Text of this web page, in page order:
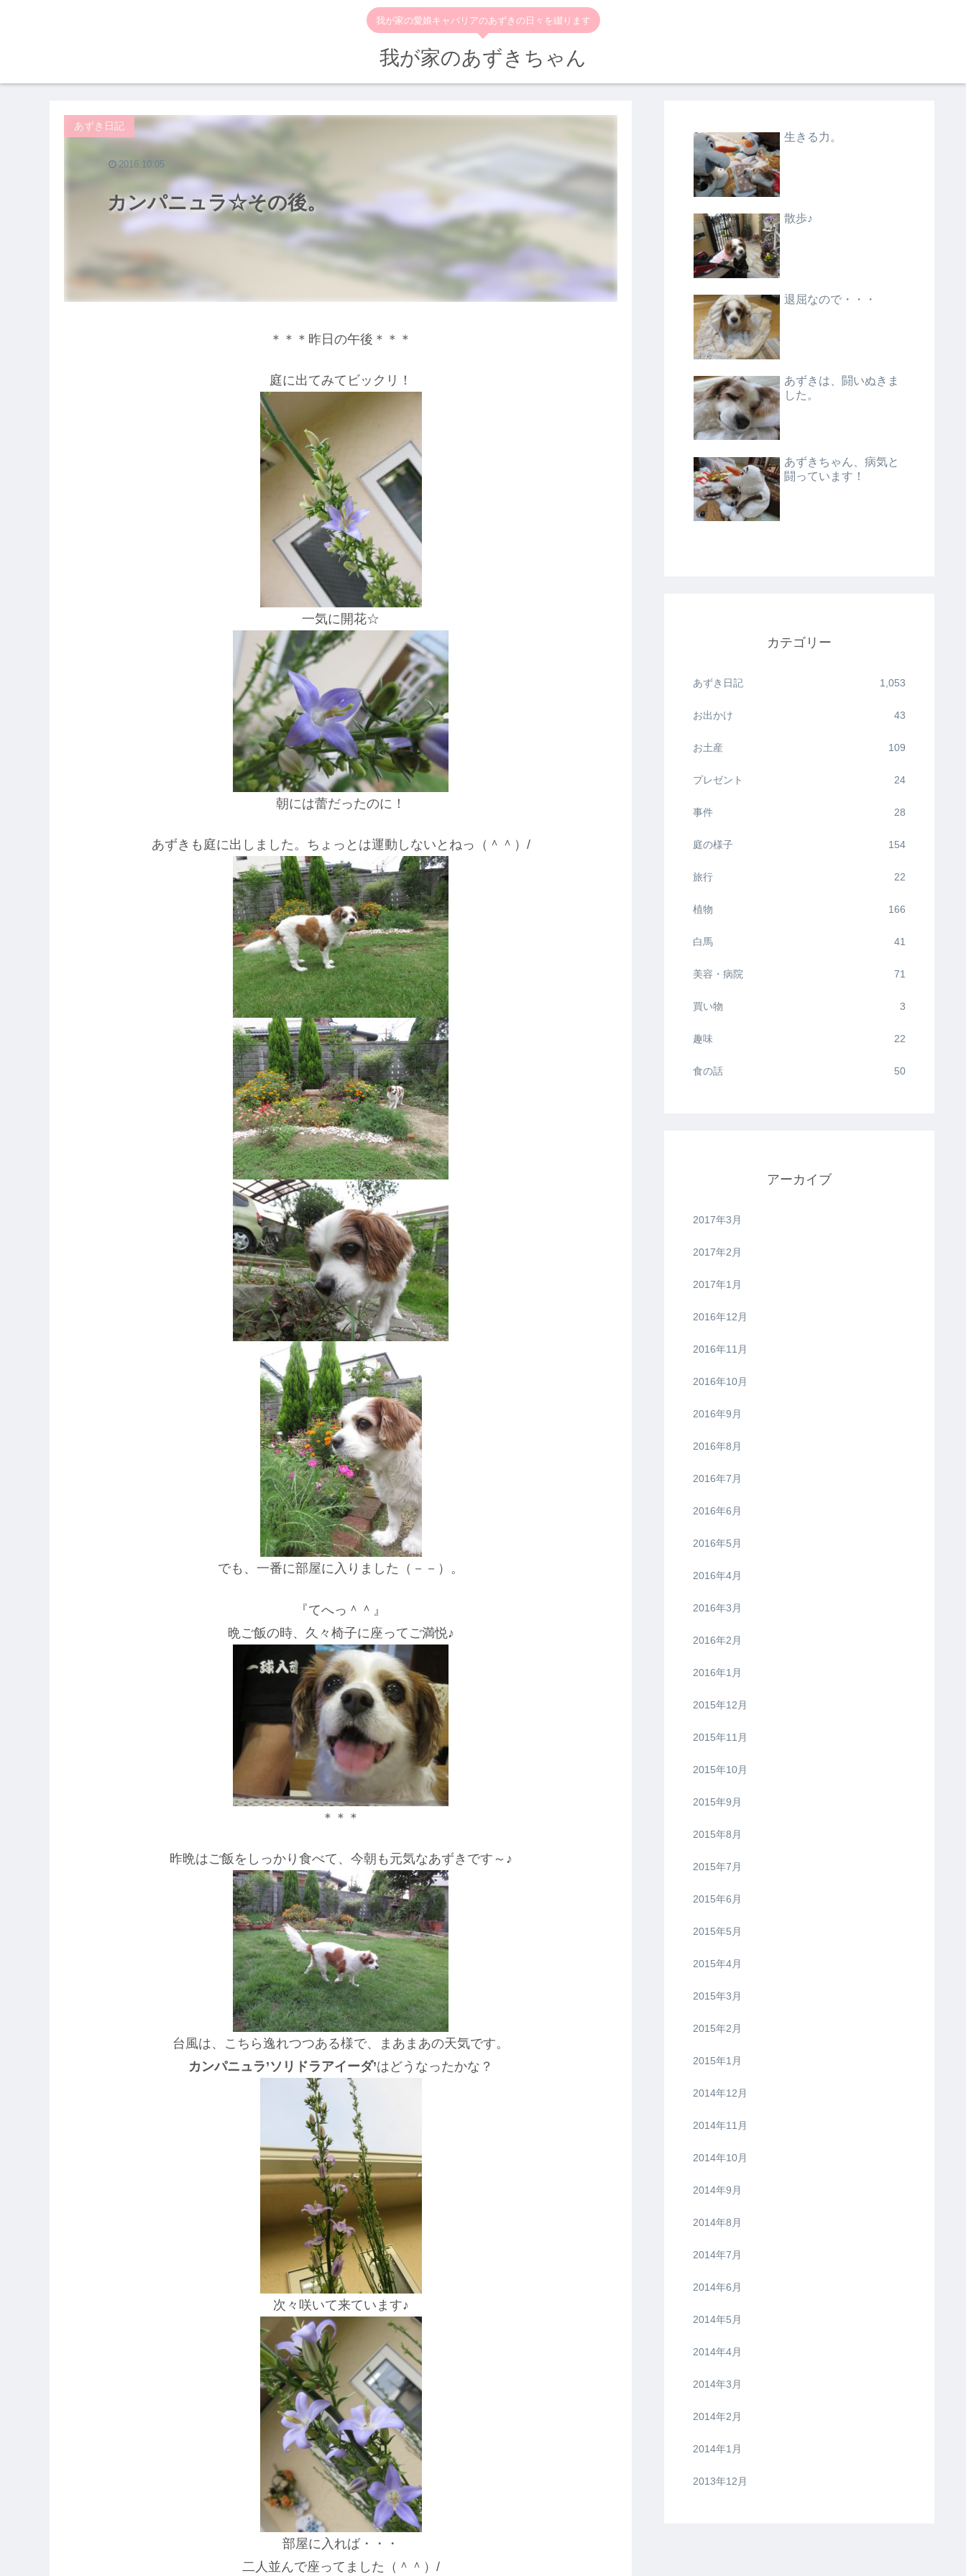
我が家の愛娘キャバリアのあずきの日々を綴ります
我が家のあずきちゃん
カンパニュラ☆その後。
あずき日記
2016.10.05
＊＊＊昨日の午後＊＊＊
庭に出てみてビックリ！
一気に開花☆
朝には蕾だったのに！
あずきも庭に出しました。ちょっとは運動しないとねっ（＾＾）/
でも、一番に部屋に入りました（－－）。
『てへっ＾＾』
晩ご飯の時、久々椅子に座ってご満悦♪
＊＊＊
昨晩はご飯をしっかり食べて、今朝も元気なあずきです～♪
台風は、こちら逸れつつある様で、まあまあの天気です。
カンパニュラ’ソリドラアイーダ’はどうなったかな？
次々咲いて来ています♪
部屋に入れば・・・
二人並んで座ってました（＾＾）/
生きる力。
散歩♪
退屈なので・・・
あずきは、闘いぬきま
した。
あずきちゃん、病気と
闘っています！
カテゴリー
あずき日記 1,053
お出かけ 43
お土産 109
プレゼント 24
事件 28
庭の様子 154
旅行 22
植物 166
白馬 41
美容・病院 71
買い物 3
趣味 22
食の話 50
アーカイブ
2017年3月
2017年2月
2017年1月
2016年12月
2016年11月
2016年10月
2016年9月
2016年8月
2016年7月
2016年6月
2016年5月
2016年4月
2016年3月
2016年2月
2016年1月
2015年12月
2015年11月
2015年10月
2015年9月
2015年8月
2015年7月
2015年6月
2015年5月
2015年4月
2015年3月
2015年2月
2015年1月
2014年12月
2014年11月
2014年10月
2014年9月
2014年8月
2014年7月
2014年6月
2014年5月
2014年4月
2014年3月
2014年2月
2014年1月
2013年12月